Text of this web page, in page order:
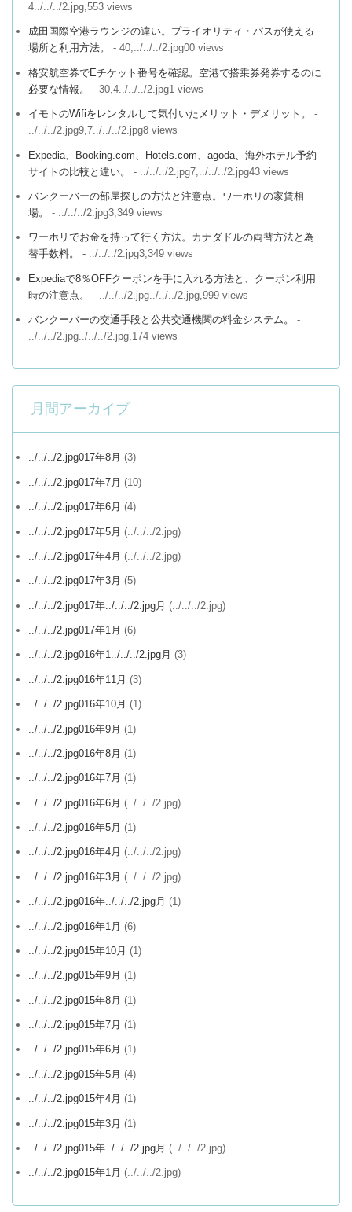
4../../../2.jpg,553 views
成田国際空港ラウンジの違い。プライオリティ・パスが使える
場所と利用方法。
- 40,../../../2.jpg00 views
格安航空券でEチケット番号を確認。空港で搭乗券発券するのに
必要な情報。
- 30,4../../../2.jpg1 views
イモトのWifiをレンタルして気付いたメリット・デメリット。
-
../../../2.jpg9,7../../../2.jpg8 views
Expedia、Booking.com、Hotels.com、agoda、海外ホテル予約
サイトの比較と違い。
- ../../../2.jpg7,../../../2.jpg43 views
バンクーバーの部屋探しの方法と注意点。ワーホリの家賃相
場。
- ../../../2.jpg3,349 views
ワーホリでお金を持って行く方法。カナダドルの両替方法と為
替手数料。
- ../../../2.jpg3,349 views
Expediaで8％OFFクーポンを手に入れる方法と、クーポン利用
時の注意点。
- ../../../2.jpg../../../2.jpg,999 views
バンクーバーの交通手段と公共交通機関の料金システム。
-
../../../2.jpg../../../2.jpg,174 views
月間アーカイブ
../../../2.jpg017年8月 (3)
../../../2.jpg017年7月 (10)
../../../2.jpg017年6月 (4)
../../../2.jpg017年5月 (../../../2.jpg)
../../../2.jpg017年4月 (../../../2.jpg)
../../../2.jpg017年3月 (5)
../../../2.jpg017年../../../2.jpg月 (../../../2.jpg)
../../../2.jpg017年1月 (6)
../../../2.jpg016年1../../../2.jpg月 (3)
../../../2.jpg016年11月 (3)
../../../2.jpg016年10月 (1)
../../../2.jpg016年9月 (1)
../../../2.jpg016年8月 (1)
../../../2.jpg016年7月 (1)
../../../2.jpg016年6月 (../../../2.jpg)
../../../2.jpg016年5月 (1)
../../../2.jpg016年4月 (../../../2.jpg)
../../../2.jpg016年3月 (../../../2.jpg)
../../../2.jpg016年../../../2.jpg月 (1)
../../../2.jpg016年1月 (6)
../../../2.jpg015年10月 (1)
../../../2.jpg015年9月 (1)
../../../2.jpg015年8月 (1)
../../../2.jpg015年7月 (1)
../../../2.jpg015年6月 (1)
../../../2.jpg015年5月 (4)
../../../2.jpg015年4月 (1)
../../../2.jpg015年3月 (1)
../../../2.jpg015年../../../2.jpg月 (../../../2.jpg)
../../../2.jpg015年1月 (../../../2.jpg)